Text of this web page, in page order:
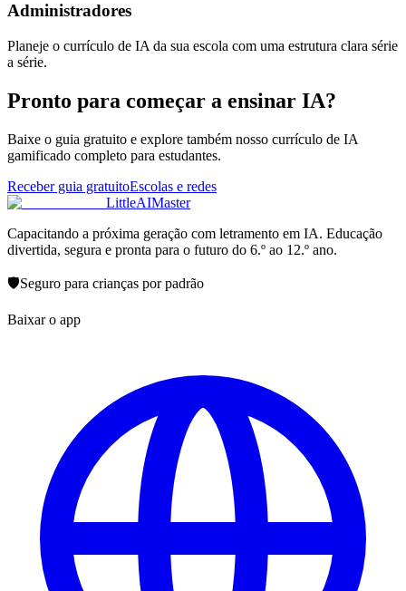
Administradores
Planeje o currículo de IA da sua escola com uma estrutura clara série
a série.
Pronto para começar a ensinar IA?
Baixe o guia gratuito e explore também nosso currículo de IA
gamificado completo para estudantes.
Receber guia gratuitoEscolas e redes
LittleAIMaster
Capacitando a próxima geração com letramento em IA. Educação
divertida, segura e pronta para o futuro do 6.º ao 12.º ano.
🛡️Seguro para crianças por padrão
Baixar o app